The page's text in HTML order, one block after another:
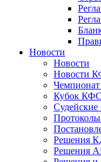
Новости
Новости
Новости
Кубок КФС
Судейские
Решения
Решения